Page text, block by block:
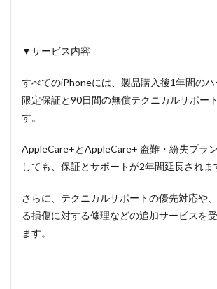
▼サービス内容
すべてのiPhoneには、製品購入後1年間の
限定保証と90日間の無償テクニカルサポー
す。
AppleCare+とAppleCare+ 盗難・紛失プラ
しても、保証とサポートが2年間延長されま
さらに、テクニカルサポートの優先対応や
る損傷に対する修理などの追加サービスを
ます。